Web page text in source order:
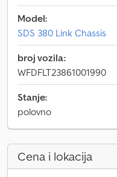
Model:
SDS 380 Link Chassis
broj vozila:
WFDFLT23861001990
Stanje:
polovno
Cena i lokacija